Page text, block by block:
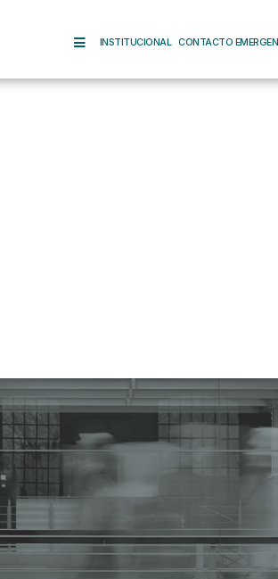
INSTITUCIONAL CONTACTO